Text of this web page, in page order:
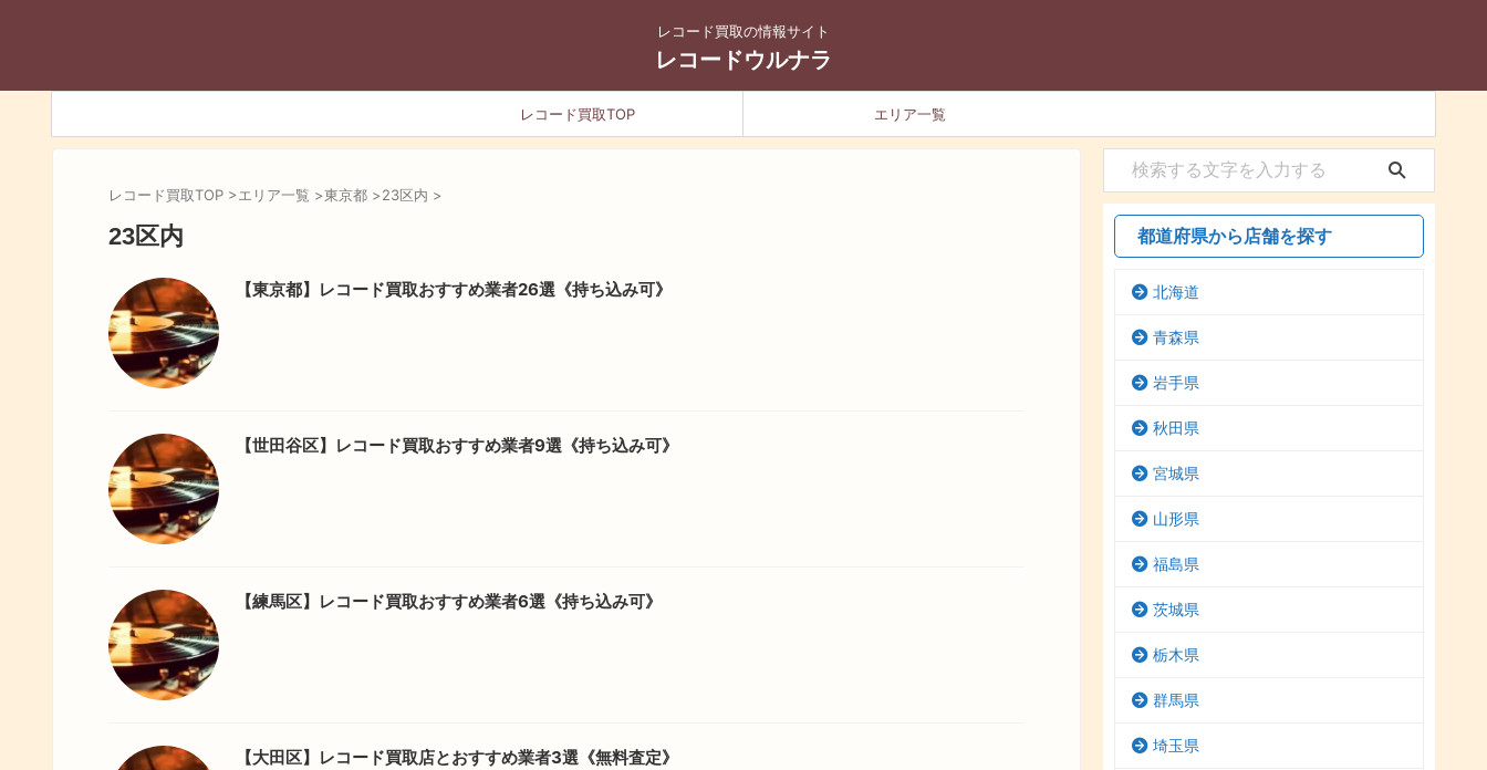
レコード買取の情報サイト
レコードウルナラ
レコード買取TOP エリア一覧
レコード買取TOP >エリア一覧 >東京都 >23区内 >
23区内
【東京都】レコード買取おすすめ業者26選《持ち込み可》
【世田谷区】レコード買取おすすめ業者9選《持ち込み可》
【練馬区】レコード買取おすすめ業者6選《持ち込み可》
【大田区】レコード買取店とおすすめ業者3選《無料査定》
都道府県から店舗を探す
北海道
青森県
岩手県
秋田県
宮城県
山形県
福島県
茨城県
栃木県
群馬県
埼玉県